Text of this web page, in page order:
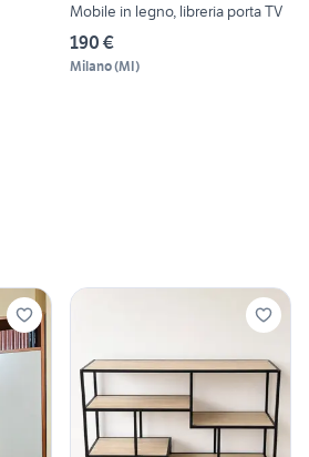
Mobile in legno, libreria porta TV
190 €
Milano(MI)